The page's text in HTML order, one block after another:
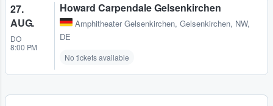
27.
AUG.
DO
8:00 PM
Howard Carpendale Gelsenkirchen
Amphitheater Gelsenkirchen, Gelsenkirchen, NW,
DE
No tickets available